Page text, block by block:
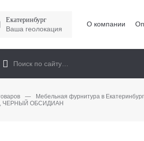
Екатеринбург
Ваша геолокация
О компании
— Мебельная фурнитура в
ЧЕРНЫЙ ОБСИДИАН